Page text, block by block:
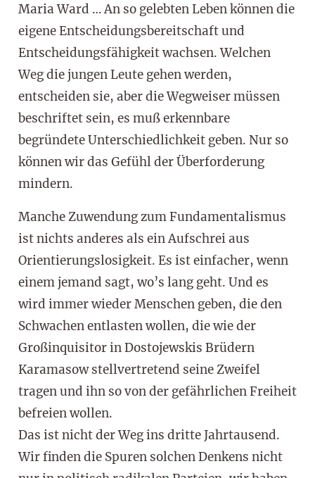
Maria Ward … An so gelebten Leben können die
eigene Entscheidungsbereitschaft und
Entscheidungsfähigkeit wachsen. Welchen
Weg die jungen Leute gehen werden,
entscheiden sie, aber die Wegweiser müssen
beschriftet sein, es muß erkennbare
begründete Unterschiedlichkeit geben. Nur so
können wir das Gefühl der Überforderung
mindern.
Manche Zuwendung zum Fundamentalismus
ist nichts anderes als ein Aufschrei aus
Orientierungslosigkeit. Es ist einfacher, wenn
einem jemand sagt, wo’s lang geht. Und es
wird immer wieder Menschen geben, die den
Schwachen entlasten wollen, die wie der
Großinquisitor in Dostojewskis Brüdern
Karamasow stellvertretend seine Zweifel
tragen und ihn so von der gefährlichen Freiheit
befreien wollen.
Das ist nicht der Weg ins dritte Jahrtausend.
Wir finden die Spuren solchen Denkens nicht